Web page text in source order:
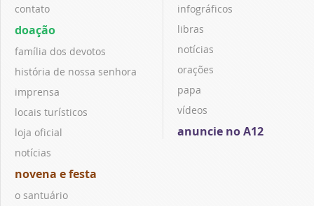
contato
doação
família dos devotos
história de nossa senhora
imprensa
locais turísticos
loja oficial
notícias
novena e festa
o santuário
infográficos
libras
notícias
orações
papa
vídeos
anuncie no A12